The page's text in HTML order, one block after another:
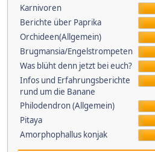
Karnivoren
Berichte über Paprika
Orchideen(Allgemein)
Brugmansia/Engelstrompeten
Was blüht denn jetzt bei euch?
Infos und Erfahrungsberichte
rund um die Banane
Philodendron (Allgemein)
Pitaya
Amorphophallus konjak